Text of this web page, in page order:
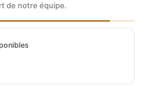
de notre équipe.